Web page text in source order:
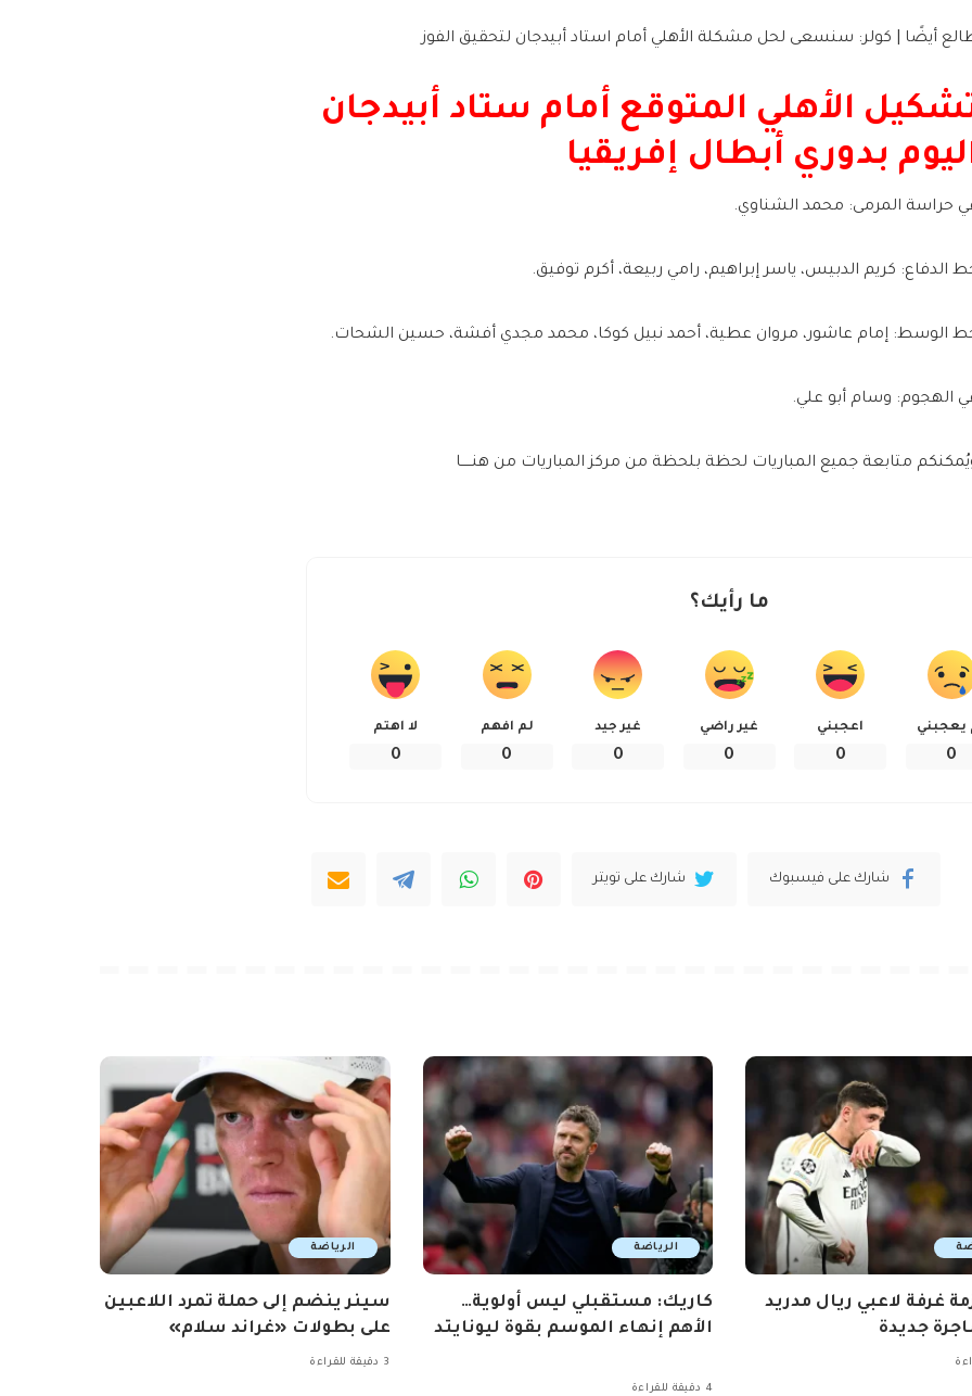
أيضًا | كولر: سنسعى لحل مشكلة الأهلي أمام استاد أبيدجان لتحقيق الفوز
الأهلي المتوقع أمام ستاد أبيدجان
بدوري أبطال إفريقيا
حراسة المرمى: محمد الشناوي.
الدفاع: كريم الدبيس، ياسر إبراهيم، رامي ربيعة، أكرم توفيق.
الوسط: إمام عاشور، مروان عطية، أحمد نبيل كوكا، محمد مجدي أفشة، حسين الشحات.
الهجوم: وسام أبو علي.
متابعة جميع المباريات لحظة بلحظة من مركز المباريات من هنـــــا
ما رأيك؟
يعجبني
0
اعجبني
0
غير راضي
0
غير جيد
0
لم افهم
0
لا اهتم
0
شارك على فيسبوك شارك على تويتر
غرفة لاعبي ريال مدريد
جديدة
الرياضة
كاريك: مستقبلي ليس أولوية…
الأهم إنهاء الموسم بقوة ليونايتد
4 دقيقة للقراءة
الرياضة
سينر ينضم إلى حملة تمرد اللاعبين
على بطولات «غراند سلام»
3 دقيقة للقراءة